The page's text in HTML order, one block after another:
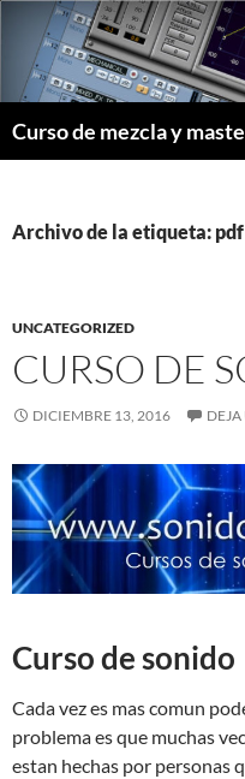
contenido
Curso de mezcla y
Archivo de la etiqueta: pdf
UNCATEGORIZED
CURSO DE
DICIEMBRE 13, 2016
Curso de sonido
Cada vez es mas comun
problema es que muchas
estan hechas por personas